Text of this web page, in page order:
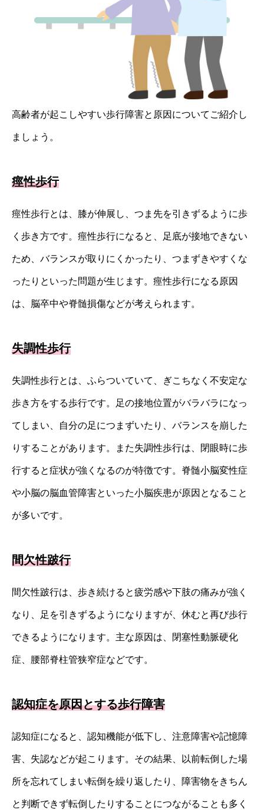
高齢者が起こしやすい歩行障害と原因についてご紹介し
ましょう。
痙性歩行
痙性歩行とは、膝が伸展し、つま先を引きずるように歩
く歩き方です。痙性歩行になると、足底が接地できない
ため、バランスが取りにくかったり、つまずきやすくな
ったりといった問題が生じます。痙性歩行になる原因
は、脳卒中や脊髄損傷などが考えられます。
失調性歩行
失調性歩行とは、ふらついていて、ぎこちなく不安定な
歩き方をする歩行です。足の接地位置がバラバラになっ
てしまい、自分の足につまずいたり、バランスを崩した
りすることがあります。また失調性歩行は、閉眼時に歩
行すると症状が強くなるのが特徴です。脊髄小脳変性症
や小脳の脳血管障害といった小脳疾患が原因となること
が多いです。
間欠性跛行
間欠性跛行は、歩き続けると疲労感や下肢の痛みが強く
なり、足を引きずるようになりますが、休むと再び歩行
できるようになります。主な原因は、閉塞性動脈硬化
症、腰部脊柱管狭窄症などです。
認知症を原因とする歩行障害
認知症になると、認知機能が低下し、注意障害や記憶障
害、失認などが起こります。その結果、以前転倒した場
所を忘れてしまい転倒を繰り返したり、障害物をきちん
と判断できず転倒したりすることにつながることも多く